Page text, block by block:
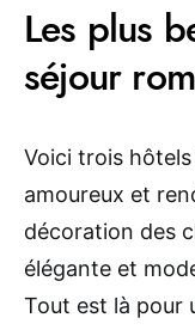
Les plus
séjour
Voici trois
amoureux et
décoration des
élégante et
Tout est là pour